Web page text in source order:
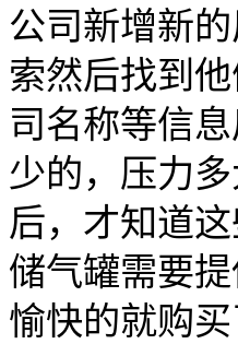
公司新增新
索然后找到
司名称等信
少的，压力
后，才知道
储气罐需要
愉快的就购